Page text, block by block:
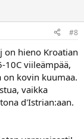
#8
on hieno Kroatian
10C viileämpää,
on kovin kuumaa.
vaikka
d'Istrian:aan.